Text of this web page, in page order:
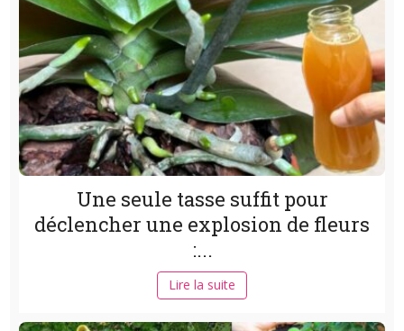
Une seule tasse suffit pour
déclencher une explosion de fleurs
:...
Lire la suite